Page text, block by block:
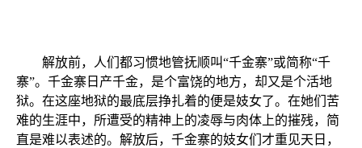
解放前，人们都习惯地管抚顺叫“千金寨”或简称“千
寨”。千金寨日产千金，是个富饶的地方，却又是个活地
狱。在这座地狱的最底层挣扎着的便是妓女了。在她们苦
难的生涯中，所遭受的精神上的凌辱与肉体上的摧残，简
直是难以表述的。解放后，千金寨的妓女们才重见天日，